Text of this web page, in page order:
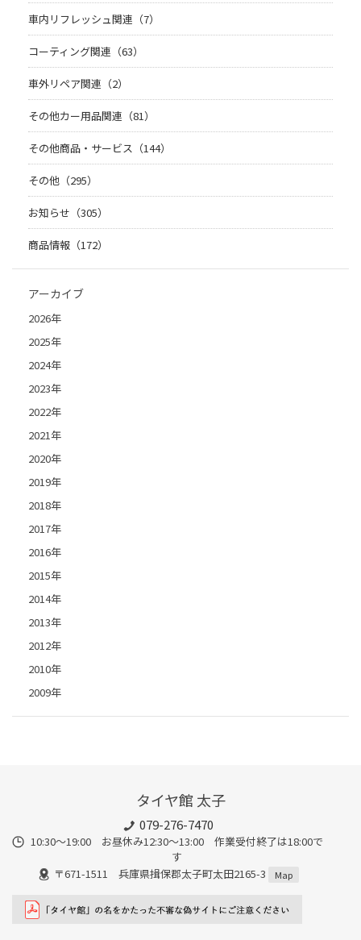
車内リフレッシュ関連（7）
コーティング関連（63）
車外リペア関連（2）
その他カー用品関連（81）
その他商品・サービス（144）
その他（295）
お知らせ（305）
商品情報（172）
アーカイブ
2026年
2025年
2024年
2023年
2022年
2021年
2020年
2019年
2018年
2017年
2016年
2015年
2014年
2013年
2012年
2010年
2009年
タイヤ館 太子
079-276-7470
10:30～19:00 お昼休み12:30～13:00 作業受付終了は18:00で
す
〒671-1511 兵庫県揖保郡太子町太田2165-3
Map